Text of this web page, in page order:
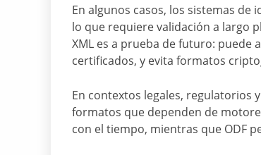
En algunos casos, los sistemas
lo que requiere validación a largo
XML es a prueba de futuro: puede
certificados, y evita formatos
En contextos legales, regulatorios
formatos que dependen de
con el tiempo, mientras que ODF